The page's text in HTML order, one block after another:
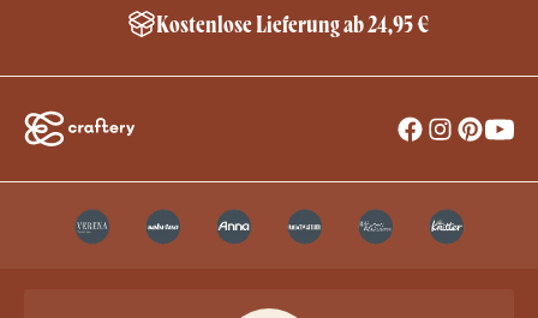
Kostenlose Lieferung ab 24,95 €